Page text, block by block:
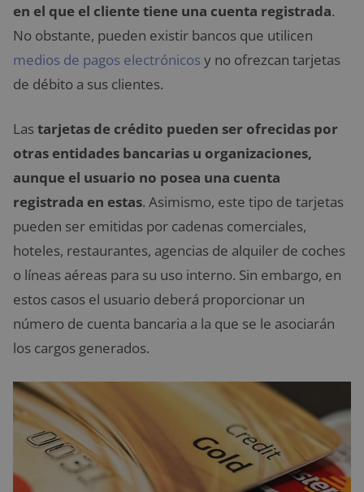
en el que el cliente tiene una cuenta registrada.
No obstante, pueden existir bancos que utilicen
medios de pagos electrónicosy no ofrezcan tarjetas
de débito a sus clientes.
Lastarjetas de crédito pueden ser ofrecidas por
otras entidades bancarias u organizaciones,
aunque el usuario no posea una cuenta
registrada en estas. Asimismo, este tipo de tarjetas
pueden ser emitidas por cadenas comerciales,
hoteles, restaurantes, agencias de alquiler de coches
o líneas aéreas para su uso interno. Sin embargo, en
estos casos el usuario deberá proporcionar un
número de cuenta bancaria a la que se le asociarán
los cargos generados.